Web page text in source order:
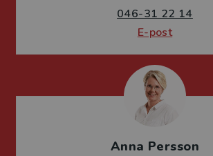
046-31 22 14
E-post
Anna Persson